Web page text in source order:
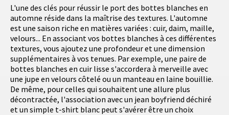
L'une des clés pour réussir le port des bottes blanches en
automne réside dans la maîtrise des textures. L'automne
est une saison riche en matières variées : cuir, daim, maille,
velours... En associant vos bottes blanches à ces différentes
textures, vous ajoutez une profondeur et une dimension
supplémentaires à vos tenues. Par exemple, une paire de
bottes blanches en cuir lisse s'accordera à merveille avec
une jupe en velours côtelé ou un manteau en laine bouillie.
De même, pour celles qui souhaitent une allure plus
décontractée, l'association avec un jean boyfriend déchiré
et un simple t-shirt blanc peut s'avérer être un choix